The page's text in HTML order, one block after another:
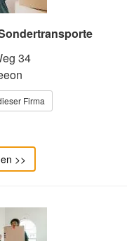
34
Firma
>>